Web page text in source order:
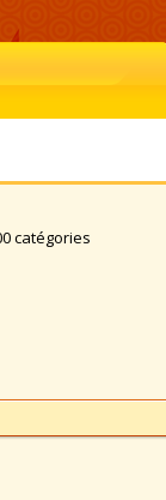
catégories